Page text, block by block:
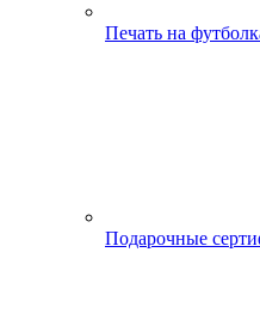
Печать на
Подарочные